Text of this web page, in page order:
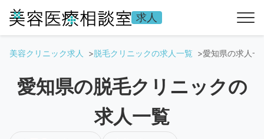
求人
美容クリニック求人 脱毛クリニックの求人一覧 愛知県の求人一
愛知県の脱毛クリニックの
求人一覧